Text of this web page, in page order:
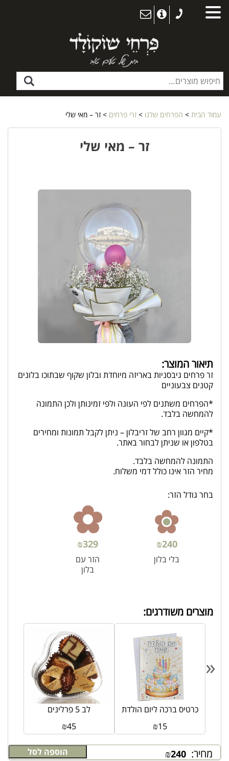
עמוד הבית > הפרחים שלנו > זרי פרחים > זר – מאי שלי
זר – מאי שלי
תיאור המוצר:
זר פרחים גיבסניות באריזה מיוחדת ובלון שקוף שבתוכו בלונים
קטנים צבעוניים
*הפרחים משתנים לפי העונה ולפי זמינותן ולכן התמונה
להמחשה בלבד.
*קיים מגוון רחב של זריבלון – ניתן לקבל תמונות ומחירים
בטלפון או שניתן לבחור באתר.
התמונה להמחשה בלבד.
מחיר הזר אינו כולל דמי משלוח.
בחר גודל הזר:
₪240
בלי בלון
₪329
הזר עם
בלון
מחיר: ₪240 הוספה לסל
מוצרים משודרגים:
לב 5 פרלינים
₪45
כרטיס ברכה ליום הולדת
₪15
«